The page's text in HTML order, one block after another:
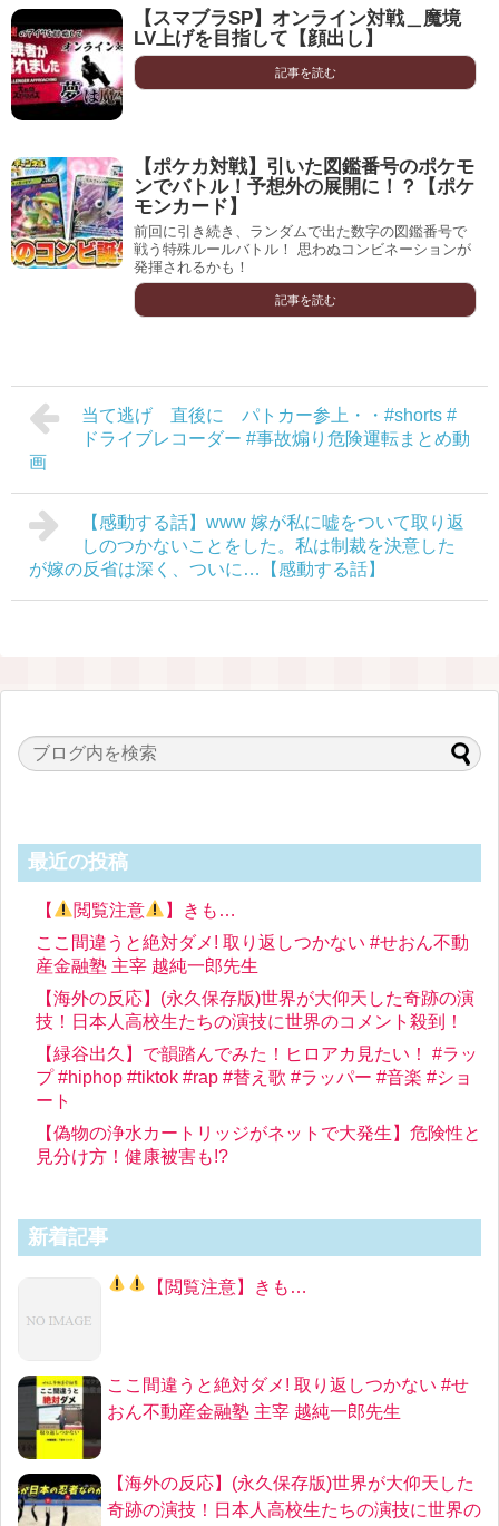
【スマブラSP】オンライン対戦＿魔境
LV上げを目指して【顔出し】
記事を読む
【ポケカ対戦】引いた図鑑番号のポケモ
ンでバトル！予想外の展開に！？【ポケ
モンカード】
前回に引き続き、ランダムで出た数字の図鑑番号で
戦う特殊ルールバトル！ 思わぬコンビネーションが
発揮されるかも！
記事を読む
当て逃げ 直後に パトカー参上・・#shorts #
ドライブレコーダー #事故煽り危険運転まとめ動
画
【感動する話】www 嫁が私に嘘をついて取り返
しのつかないことをした。私は制裁を決意した
が嫁の反省は深く、ついに…【感動する話】
最近の投稿
【 閲覧注意
】きも…
ここ間違うと絶対ダメ! 取り返しつかない #せおん不動
産金融塾 主宰 越純一郎先生
【海外の反応】(永久保存版)世界が大仰天した奇跡の演
技！日本人高校生たちの演技に世界のコメント殺到！
【緑谷出久】で韻踏んでみた！ヒロアカ見たい！ #ラッ
プ #hiphop #tiktok #rap #替え歌 #ラッパー #音楽 #ショ
ート
【偽物の浄水カートリッジがネットで大発生】危険性と
見分け方！健康被害も!?
新着記事
【 閲覧注意】きも…
ここ間違うと絶対ダメ! 取り返しつかない #せ
おん不動産金融塾 主宰 越純一郎先生
【海外の反応】(永久保存版)世界が大仰天した
奇跡の演技！日本人高校生たちの演技に世界の